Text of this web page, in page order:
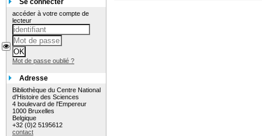
Se connecter
accéder à votre compte de
lecteur
Mot de passe oublié ?
Adresse
Bibliothèque du Centre National
d'Histoire des Sciences
4 boulevard de l'Empereur
1000 Bruxelles
Belgique
+32 (0)2 5195612
contact